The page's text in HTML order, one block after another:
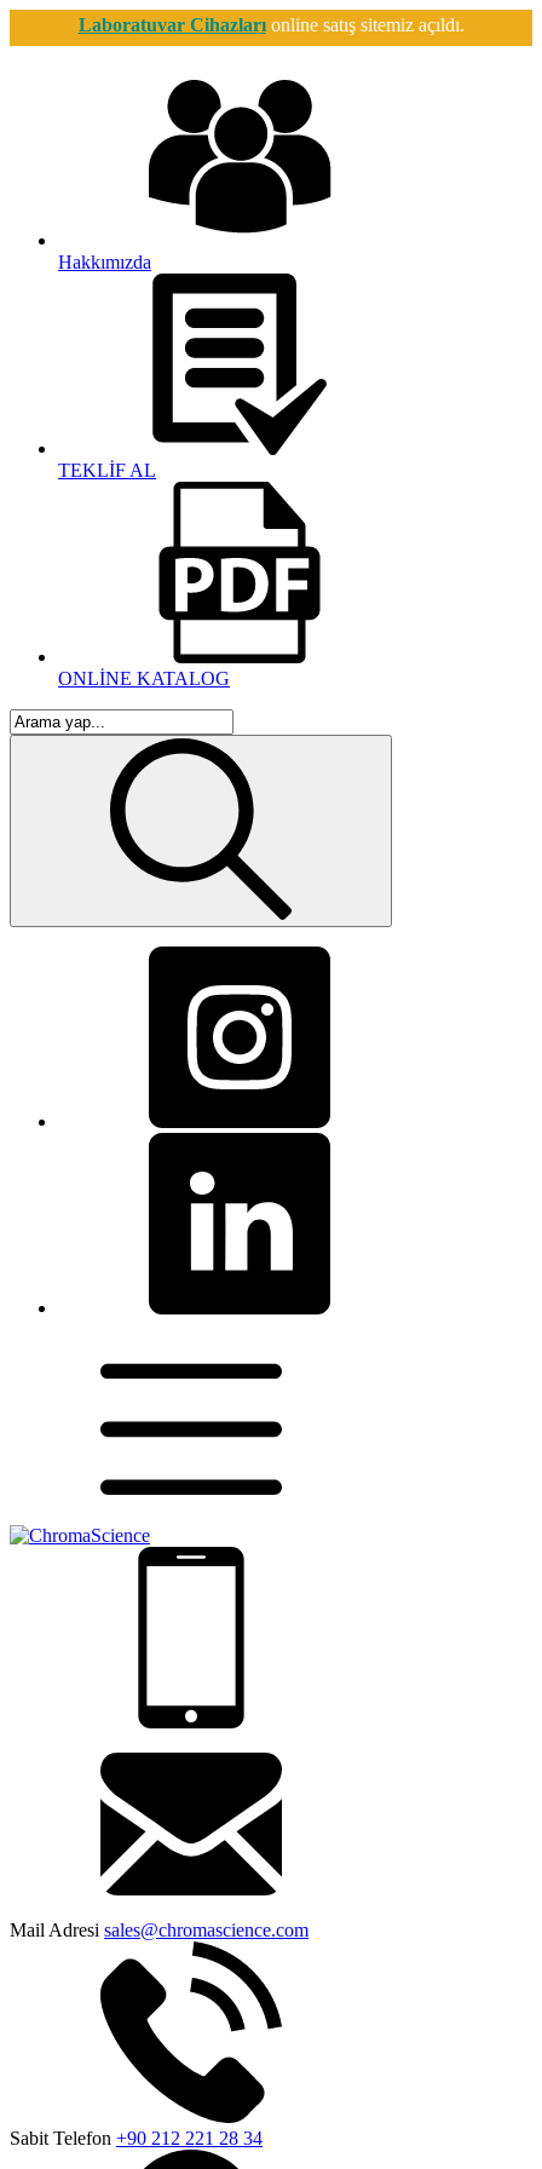
Laboratuvar Cihazlarıonline satış sitemiz açıldı.
Hakkımızda
TEKLİF AL
ONLİNE KATALOG
Mail Adresi sales@chromascience.com
Sabit Telefon +90 212 221 28 34